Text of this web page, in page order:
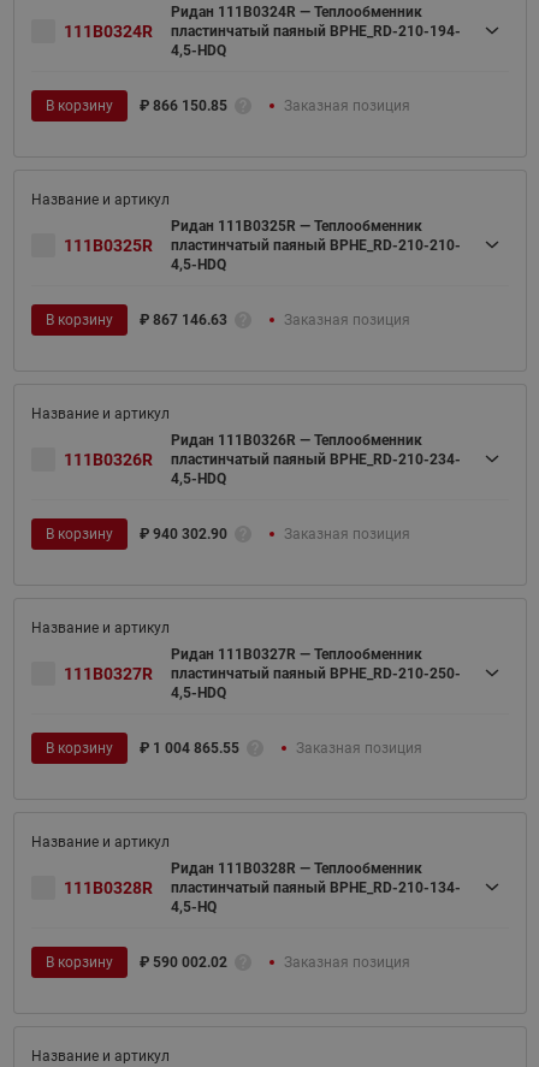
111B0324R
Ридан 111B0324R — Теплообменник
пластинчатый паяный BPHE_RD-210-194-
4,5-HDQ
В корзину ₽ 866 150.85 Заказная позиция
111B0325R
Ридан 111B0325R — Теплообменник
пластинчатый паяный BPHE_RD-210-210-
4,5-HDQ
В корзину ₽ 867 146.63 Заказная позиция
111B0326R
Ридан 111B0326R — Теплообменник
пластинчатый паяный BPHE_RD-210-234-
4,5-HDQ
В корзину ₽ 940 302.90 Заказная позиция
111B0327R
Ридан 111B0327R — Теплообменник
пластинчатый паяный BPHE_RD-210-250-
4,5-HDQ
В корзину ₽ 1 004 865.55 Заказная позиция
111B0328R
Ридан 111B0328R — Теплообменник
пластинчатый паяный BPHE_RD-210-134-
4,5-HQ
В корзину ₽ 590 002.02 Заказная позиция